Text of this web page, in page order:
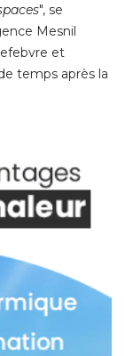
", se
Mesnil
et
temps après la